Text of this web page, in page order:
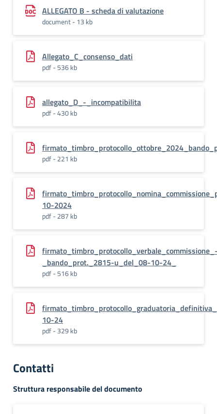
ALLEGATO B - scheda di valutazione
document - 13 kb
Allegato_C_consenso_dati
pdf - 536 kb
allegato_D_-_incompatibilita
pdf - 430 kb
pdf - 221 kb
10-2024
pdf - 287 kb
_bando_prot._2815-u_del_08-10-24_
pdf - 516 kb
10-24
pdf - 329 kb
Contatti
Struttura responsabile del documento